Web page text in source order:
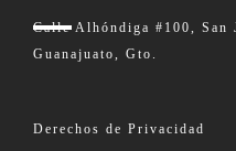
Calle Alhóndiga #100, San
Guanajuato, Gto.
Derechos de Privacidad